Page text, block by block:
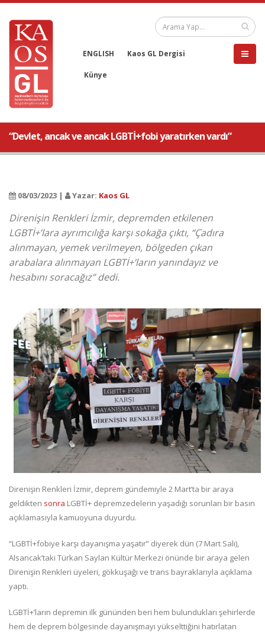
ENGLISH Kaos GL Dergisi
Künye
“Devlet, ancak ve ancak LGBTİ+fobi yaratırken vardı”
08/03/2023 | Yazar: Kaos GL
Direnişin Renkleri İzmir, depremden etkilenen
LGBTİ+’lara ayrımcılığa karşı sokağa çıktı, “Çadıra
alınmayan, yemek verilmeyen, bölgeden çıkan
arabalara alınmayan LGBTİ+’ların yanındayız ve
hesabını soracağız” dedi.
Direnişin Renkleri İzmir, deprem gündemiyle 2 Mart’ta bir araya
geldikten sonra LGBTİ+ depremzedelerin yaşadığı sorunları bir basın
açıklamasıyla kamuoyuna duyurdu.
“LGBTİ+fobiye karşı dayanışma yaşatır” diyerek dün (7 Mart Salı),
Alsancak’taki Türkan Saylan Kültür Merkezi önünde bir araya gelen
Direnişin Renkleri üyeleri, gökkuşağı ve trans bayraklarıyla açıklama
yaptı.
LGBTİ+’ların depremin ilk gününden beri hem bulundukları şehirlerde
hem de deprem bölgesinde dayanışmayı yükselttiğini hatırlatan